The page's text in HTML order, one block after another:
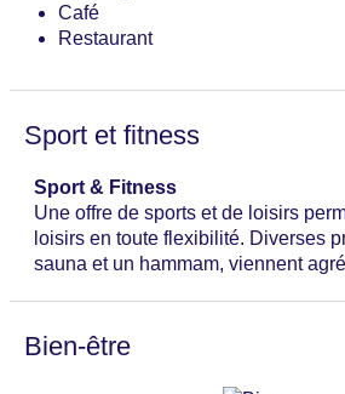
Café
Restaurant
Sport et fitness
Sport & Fitness
Une offre de sports et de loisirs
loisirs en toute flexibilité. Diverses
sauna et un hammam, viennent
Bien-être